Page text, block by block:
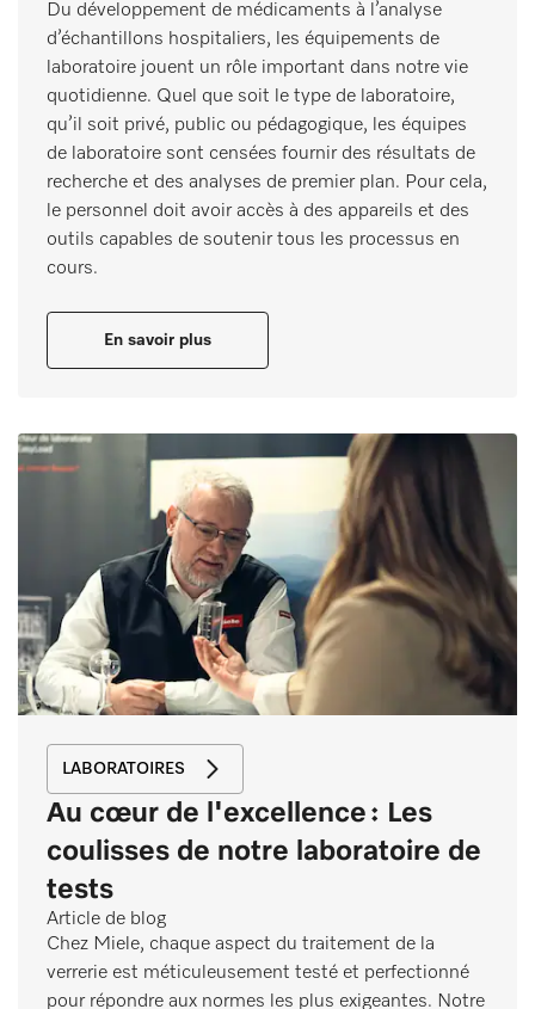
Du développement de médicaments à l’analyse
d’échantillons hospitaliers, les équipements de
laboratoire jouent un rôle important dans notre vie
quotidienne. Quel que soit le type de laboratoire,
qu’il soit privé, public ou pédagogique, les équipes
de laboratoire sont censées fournir des résultats de
recherche et des analyses de premier plan. Pour cela,
le personnel doit avoir accès à des appareils et des
outils capables de soutenir tous les processus en
cours.
En savoir plus
LABORATOIRES
Au cœur de l'excellence : Les
coulisses de notre laboratoire de
tests
Article de blog
Chez Miele, chaque aspect du traitement de la
verrerie est méticuleusement testé et perfectionné
pour répondre aux normes les plus exigeantes. Notre